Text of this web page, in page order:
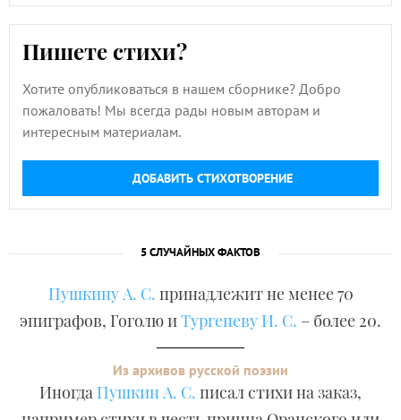
Пишете стихи?
Хотите опубликоваться в нашем сборнике? Добро
пожаловать! Мы всегда рады новым авторам и
интересным материалам.
ДОБАВИТЬ СТИХОТВОРЕНИЕ
5 СЛУЧАЙНЫХ ФАКТОВ
Пушкину А. С. принадлежит не менее 70
эпиграфов, Гоголю иТургеневу И. С. – более 20.
Из архивов русской поэзии
Иногда Пушкин А. С. писал стихи на заказ,